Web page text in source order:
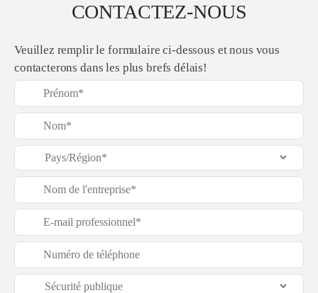
CONTACTEZ-NOUS
Veuillez remplir le formulaire ci-dessous et nous vous
contacterons dans les plus brefs délais!